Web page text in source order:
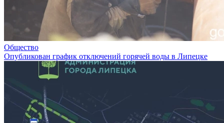
Общество
Опубликован график отключений горячей воды в Липецке